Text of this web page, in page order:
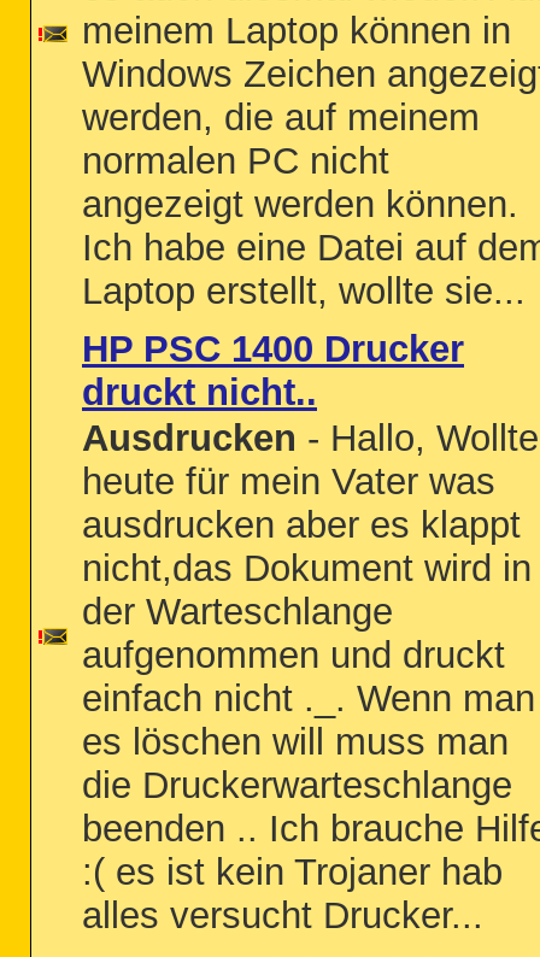
meinem Laptop können in
Windows Zeichen
werden, die auf meinem
normalen PC nicht
angezeigt werden können.
Ich habe eine Datei auf
Laptop erstellt, wollte sie...
HP PSC 1400 Drucker
druckt nicht..
Ausdrucken - Hallo, Wollte
heute für mein Vater was
ausdrucken aber es klappt
nicht,das Dokument wird in
der Warteschlange
aufgenommen und druckt
einfach nicht ._. Wenn man
es löschen will muss man
die Druckerwarteschlange
beenden .. Ich brauche
:( es ist kein Trojaner hab
alles versucht Drucker...